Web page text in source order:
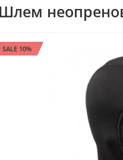
Шлем
SALE 10%